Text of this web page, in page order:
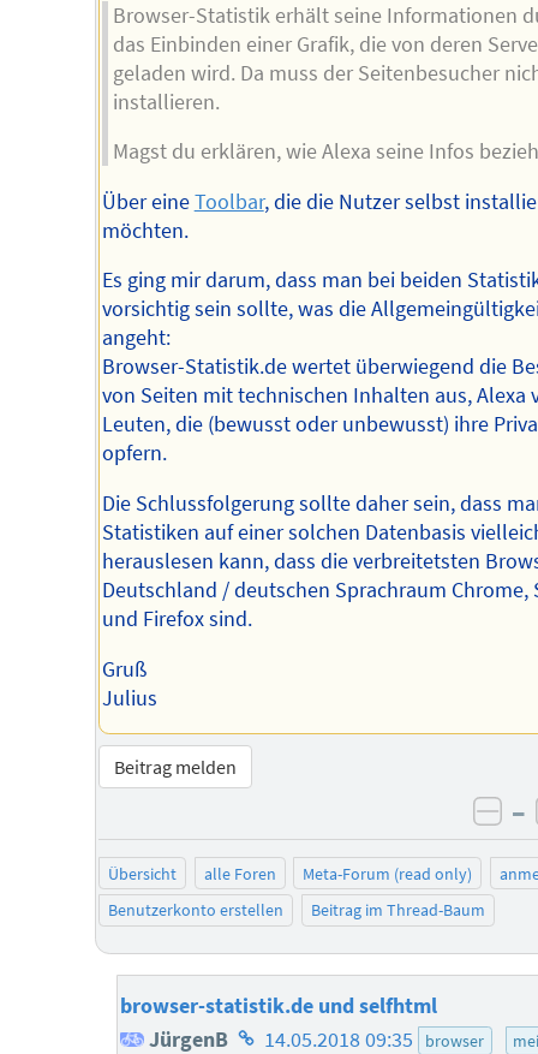
Browser-Statistik erhält seine Informationen
das Einbinden einer Grafik, die von deren
geladen wird. Da muss der Seitenbesucher
installieren.
Magst du erklären, wie Alexa seine Infos
Über eineToolbar, die die Nutzer selbst
möchten.
Es ging mir darum, dass man bei beiden
vorsichtig sein sollte, was die
angeht:
Browser-Statistik.de wertet überwiegend die
von Seiten mit technischen Inhalten aus, Alexa
Leuten, die (bewusst oder unbewusst) ihre
opfern.
Die Schlussfolgerung sollte daher sein, dass
Statistiken auf einer solchen Datenbasis
herauslesen kann, dass die verbreitetsten
Deutschland / deutschen Sprachraum Chrome,
und Firefox sind.
Gruß
Julius
Beitrag melden
–
Übersicht alle Foren Meta-Forum (read only)
Benutzerkonto erstellen
Beitrag im Thread-Baum
browser-statistik.de und selfhtml
JürgenB Homepage
14.05.2018 09:35 browser